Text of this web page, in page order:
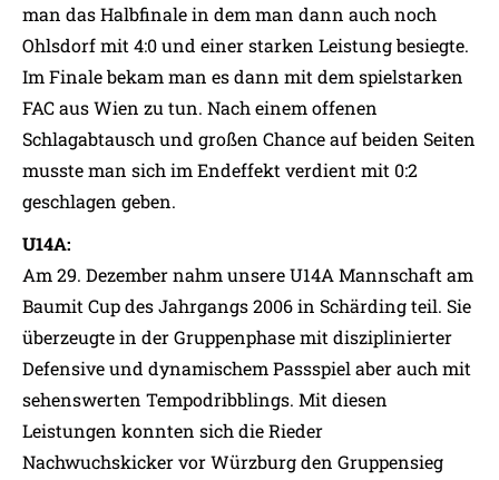
man das Halbfinale in dem man dann auch noch
Ohlsdorf mit 4:0 und einer starken Leistung besiegte.
Im Finale bekam man es dann mit dem spielstarken
FAC aus Wien zu tun. Nach einem offenen
Schlagabtausch und großen Chance auf beiden Seiten
musste man sich im Endeffekt verdient mit 0:2
geschlagen geben.
U14A:
Am 29. Dezember nahm unsere U14A Mannschaft am
Baumit Cup des Jahrgangs 2006 in Schärding teil. Sie
überzeugte in der Gruppenphase mit disziplinierter
Defensive und dynamischem Passspiel aber auch mit
sehenswerten Tempodribblings. Mit diesen
Leistungen konnten sich die Rieder
Nachwuchskicker vor Würzburg den Gruppensieg